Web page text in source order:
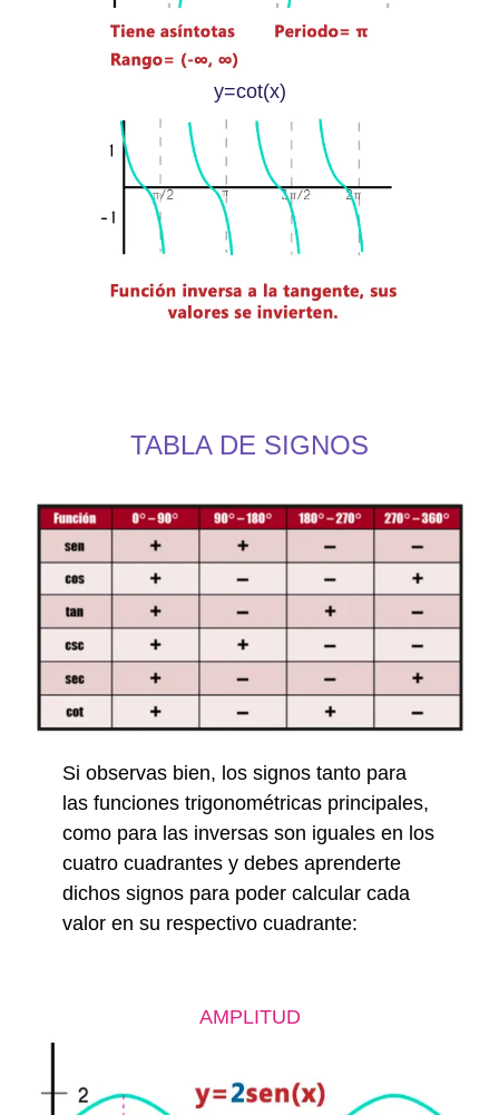
y=cot(x)
TABLA DE SIGNOS
Si observas bien, los signos tanto para
las funciones trigonométricas principales,
como para las inversas son iguales en los
cuatro cuadrantes y debes aprenderte
dichos signos para poder calcular cada
valor en su respectivo cuadrante:
AMPLITUD